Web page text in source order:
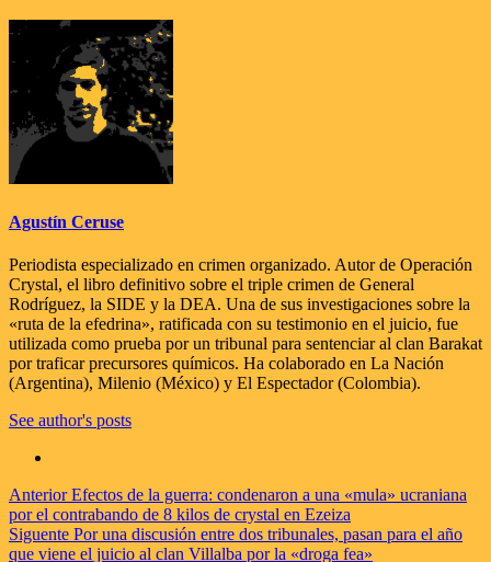
Agustín Ceruse
Periodista especializado en crimen organizado. Autor de Operación
Crystal, el libro definitivo sobre el triple crimen de General
Rodríguez, la SIDE y la DEA. Una de sus investigaciones sobre la
«ruta de la efedrina», ratificada con su testimonio en el juicio, fue
utilizada como prueba por un tribunal para sentenciar al clan Barakat
por traficar precursores químicos. Ha colaborado en La Nación
(Argentina), Milenio (México) y El Espectador (Colombia).
See author's posts
Navegación
de
AnteriorEfectos de la guerra: condenaron a una «mula» ucraniana
por el contrabando de 8 kilos de crystal en Ezeiza
Siguente Por una discusión entre dos tribunales, pasan para el año
que viene el juicio al clan Villalba por la «droga fea»